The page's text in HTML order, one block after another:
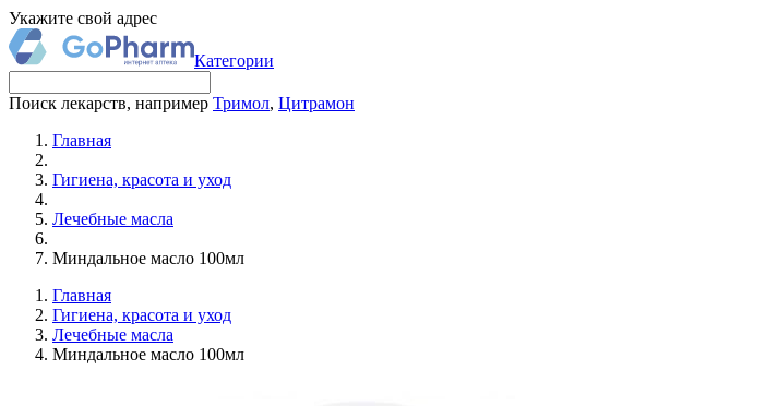
Укажите свой адрес
Категории
Поиск лекарств, например Тримол, Цитрамон
Главная
Гигиена, красота и уход
Лечебные масла
Миндальное масло 100мл
Главная
Гигиена, красота и уход
Лечебные масла
Миндальное масло 100мл